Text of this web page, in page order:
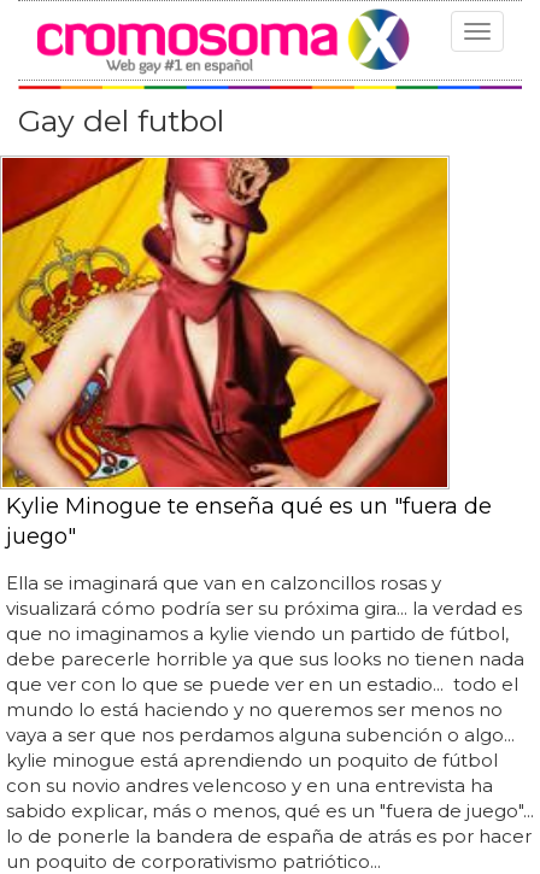
Toggle
Gay del futbol
Kylie Minogue te enseña qué es un "fuera de
juego"
Ella se imaginará que van en calzoncillos rosas y
visualizará cómo podría ser su próxima gira... la verdad es
que no imaginamos a kylie viendo un partido de fútbol,
debe parecerle horrible ya que sus looks no tienen nada
que ver con lo que se puede ver en un estadio... todo el
mundo lo está haciendo y no queremos ser menos no
vaya a ser que nos perdamos alguna subención o algo...
kylie minogue está aprendiendo un poquito de fútbol
con su novio andres velencoso y en una entrevista ha
sabido explicar, más o menos, qué es un "fuera de juego"...
lo de ponerle la bandera de españa de atrás es por hacer
un poquito de corporativismo patriótico...